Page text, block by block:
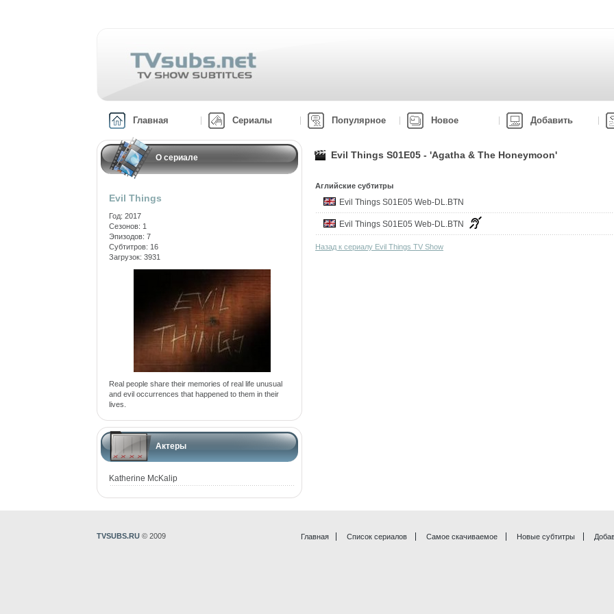
Главная Сериалы Популярное Новое Добавить
О сериале
Evil Things
Год: 2017
Сезонов: 1
Эпизодов: 7
Субтитров: 16
Загрузок: 3931
Real people share their memories of real life unusual
and evil occurrences that happened to them in their
lives.
Актеры
Katherine McKalip
Evil Things S01E05 - 'Agatha & The Honeymoon'
Аглийские субтитры
Evil Things S01E05 Web-DL.BTN
Evil Things S01E05 Web-DL.BTN
Назад к сериалу Evil Things TV Show
Главная Список сериалов Самое скачиваемое Новые субтитры
TVSUBS.RU © 2009